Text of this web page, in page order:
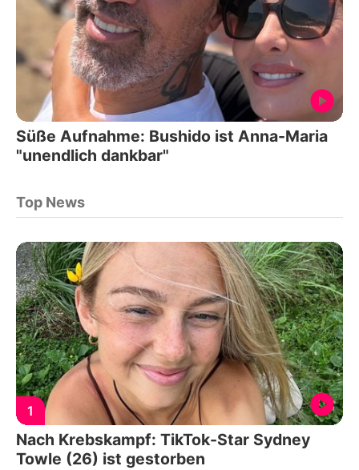
Süße Aufnahme: Bushido ist Anna-Maria
"unendlich dankbar"
Top News
1
Nach Krebskampf: TikTok-Star Sydney
Towle (26) ist gestorben